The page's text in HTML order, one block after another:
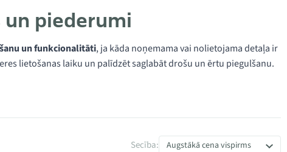
piederumi
un funkcionalitāti, ja kāda noņemama vai nolietojama detaļa ir
lietošanas laiku un palīdzēt saglabāt drošu un ērtu piegulšanu.
Secība: Augstākā cena vispirms